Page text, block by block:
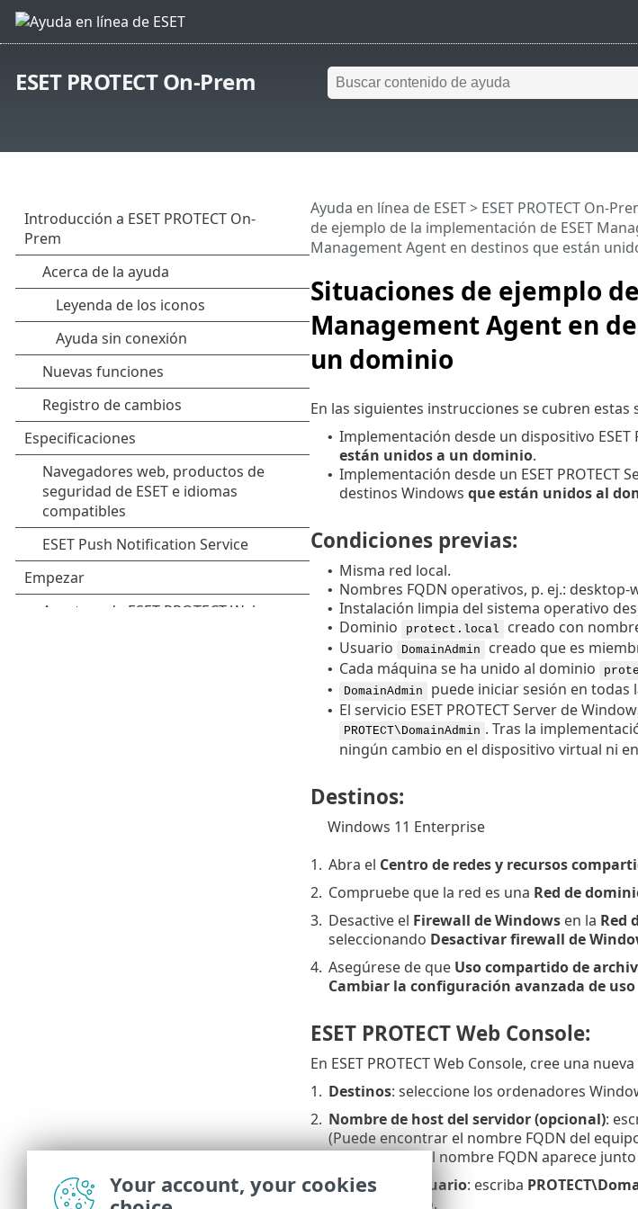
ESET PROTECT On-Prem
Situaciones de ejemplo
Management Agent en
un dominio
Ayuda en línea de ESET> ESET PROTECT On-
de ejemplo de la implementación de ESET
Management Agent en destinos que están
En las siguientes instrucciones se cubren estas
• Implementación desde un dispositivo ESET
están unidos a un dominio.
• Implementación desde un ESET
destinos Windows que están unidos al
Condiciones previas:
• Misma red local.
• Nombres FQDN operativos, p. ej.: desktop-
• Instalación limpia del sistema operativo
• Dominio protect.local creado con
• Usuario DomainAdmin creado que es
• Cada máquina se ha unido al dominio
• DomainAdmin puede iniciar sesión en todas
• El servicio ESET PROTECT Server de
PROTECT\DomainAdmin . Tras la
ningún cambio en el dispositivo virtual ni
Destinos:
Windows 11 Enterprise
1. Abra el Centro de redes y recursos
2. Compruebe que la red es una Red de
3. Desactive el Firewall de Windowsen la Red
seleccionando Desactivar firewall de
4. Asegúrese de que Uso compartido de
Cambiar la configuración avanzada de
ESET PROTECT Web Console:
En ESET PROTECT Web Console, cree una
1. Destinos: seleccione los ordenadores
2. Nombre de host del servidor (opcional):
(Puede encontrar el nombre FQDN del
Propiedades. El nombre FQDN aparece
3. Nombre de usuario: escriba
de este usuario.
Your account, your cookies